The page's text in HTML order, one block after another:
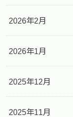
2026年2月
2026年1月
2025年12月
2025年11月